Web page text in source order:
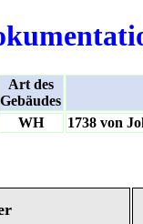
Art des
Gebäudes
WH 1738 von